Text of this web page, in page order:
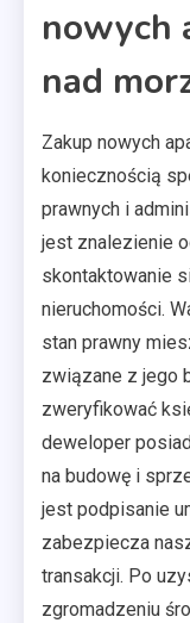
nowych
nad
Zakup nowych
koniecznością
prawnych i
jest znalezienie
skontaktowanie
nieruchomości.
stan prawny
związane z jego
zweryfikować
deweloper
na budowę i
jest podpisanie
zabezpiecza
transakcji. Po
zgromadzeniu